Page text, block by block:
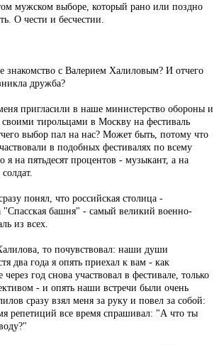
мужском выборе, который рано или поздно
О чести и бесчестии.
с Валерием Халиловым? И отчего
дружба?
пригласили в наше министерство обороны и
тирольцами в Москву на фестиваль
выбор пал на нас? Может быть, потому что
в подобных фестивалях по всему
на пятьдесят процентов - музыкант, а на
понял, что российская столица -
"Спасская башня" - самый великий военно-
из всех.
то почувствовал: наши души
два года я опять приехал к вам - как
год снова участвовал в фестивале, только
- и опять наши встречи были очень
сразу взял меня за руку и повел за собой:
репетиций все время спрашивал: "А что ты